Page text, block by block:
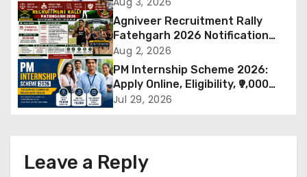
v
i
g
a
का बड़ा कदम, NHRC से Suo Motu जांच
की मांग
Agniveer Recruitment Rally
Fatehgarh 2026 Notification
Out – Rajput Regimental Centre
Rally Schedule, Eligibility,
Documents & Selection Process
Aug 2, 2026
PM Internship Scheme 2026:
Apply Online, Eligibility, ₹9,000
Stipend, Benefits, Selection
Jul 29, 2026
Leave a Reply